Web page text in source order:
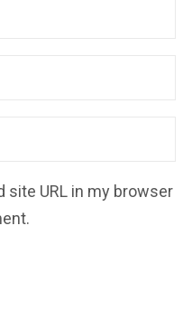
site URL in my browser